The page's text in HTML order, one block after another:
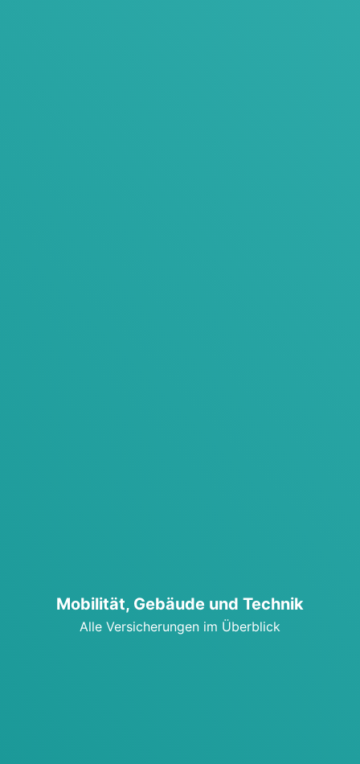
Mobi­li­tät, Gebäu­de und Tech­nik
Alle Ver­si­che­run­gen im Über­blick